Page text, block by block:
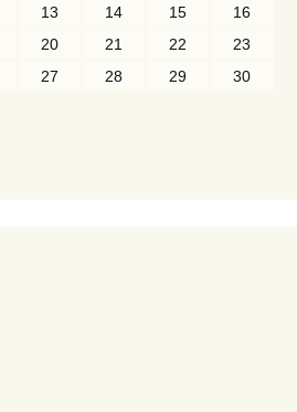
13 14 15
16
20 21 22
23
27 28 29
30